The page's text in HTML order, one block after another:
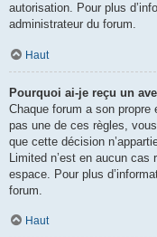
autorisation. Pour plus
administrateur du forum.
Haut
Pourquoi ai-je reçu un
Chaque forum a son
pas une de ces règles,
que cette décision
Limited n’est en aucun
espace. Pour plus
forum.
Haut